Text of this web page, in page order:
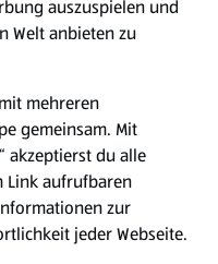
auszuspielen und
Welt anbieten zu
mehreren
gemeinsam. Mit
akzeptierst du alle
Link aufrufbaren
zur
jeder Webseite.